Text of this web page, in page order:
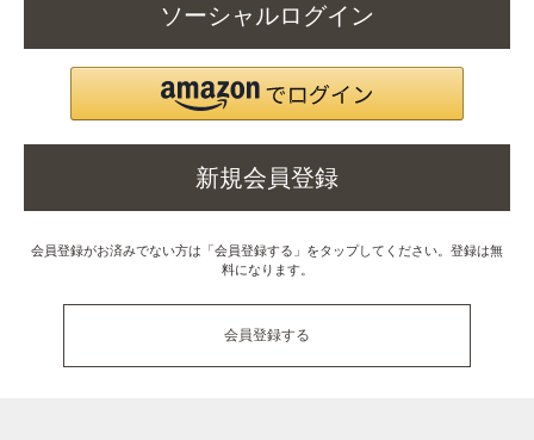
ソーシャルログイン
新規会員登録
会員登録がお済みでない方は「会員登録する」をタップしてください。登録は無
料になります。
会員登録する